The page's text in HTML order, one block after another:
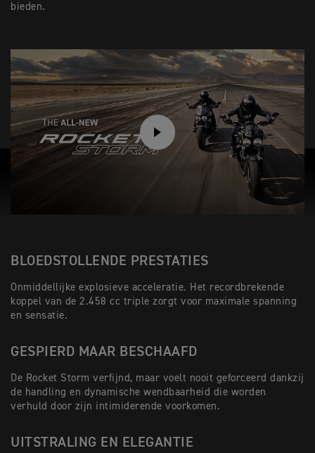
bieden.
PLAY
BLOEDSTOLLENDE PRESTATIES
Onmiddellijke explosieve acceleratie. Het recordbrekende
koppel van de 2.458 cc triple zorgt voor maximale spanning
en sensatie.
GESPIERD MAAR BESCHAAFD
De Rocket Storm verfijnd, maar voelt nooit geforceerd dankzij
de handling en dynamische wendbaarheid die worden
verhuld door zijn intimiderende voorkomen.
UITSTRALING EN ELEGANTIE